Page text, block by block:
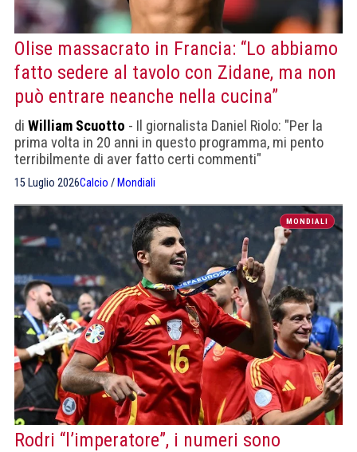
Olise massacrato in Francia: “Lo abbiamo
fatto sedere al tavolo con Zidane, ma non
può entrare neanche nella cucina”
di William Scuotto - Il giornalista Daniel Riolo: "Per la
prima volta in 20 anni in questo programma, mi pento
terribilmente di aver fatto certi commenti"
15 Luglio 2026Calcio / Mondiali
MONDIALI
Rodri “l’imperatore”, i numeri sono